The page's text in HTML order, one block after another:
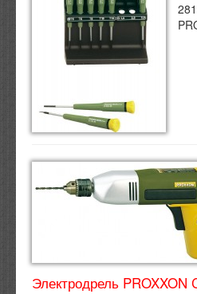
Электродрель PROXXON